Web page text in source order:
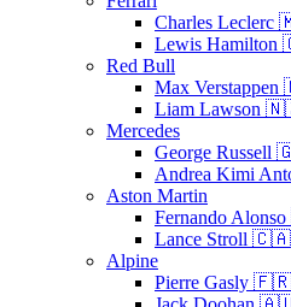
Charles
Lewis
Red Bull
Max
Liam Lawson
Mercedes
George
Andrea Kimi
Aston Martin
Fernando
Lance Stroll 🇨🇦
Alpine
Pierre Gasly 🇫🇷